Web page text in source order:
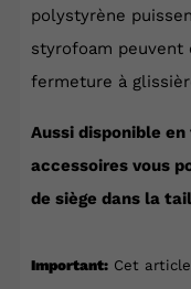
polystyrène
styrofoam
fermeture à
Aussi disponible
accessoires vous
de siège dans la
Important: Cet